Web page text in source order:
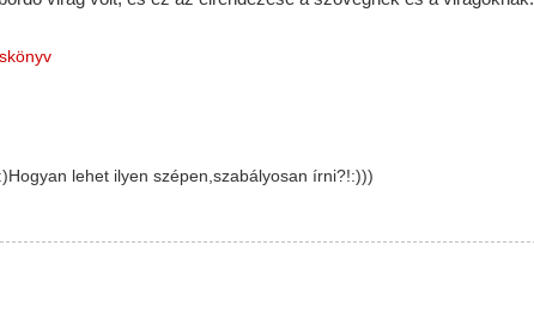
lehet ilyen szépen,szabályosan írni?!:)))